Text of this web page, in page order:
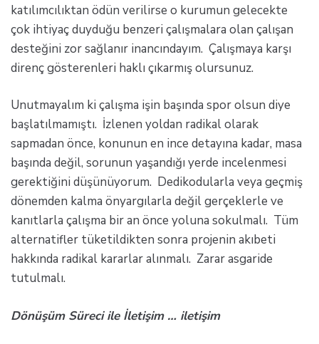
katılımcılıktan ödün verilirse o kurumun gelecekte
çok ihtiyaç duyduğu benzeri çalışmalara olan çalışan
desteğini zor sağlanır inancındayım. Çalışmaya karşı
direnç gösterenleri haklı çıkarmış olursunuz.
Unutmayalım ki çalışma işin başında spor olsun diye
başlatılmamıştı. İzlenen yoldan radikal olarak
sapmadan önce, konunun en ince detayına kadar, masa
başında değil, sorunun yaşandığı yerde incelenmesi
gerektiğini düşünüyorum. Dedikodularla veya geçmiş
dönemden kalma önyargılarla değil gerçeklerle ve
kanıtlarla çalışma bir an önce yoluna sokulmalı. Tüm
alternatifler tüketildikten sonra projenin akıbeti
hakkında radikal kararlar alınmalı. Zarar asgaride
tutulmalı.
Dönüşüm Süreci ile İletişim … iletişim